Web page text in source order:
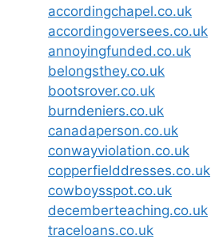
accordingchapel.co.uk
accordingoversees.co.uk
annoyingfunded.co.uk
belongsthey.co.uk
bootsrover.co.uk
burndeniers.co.uk
canadaperson.co.uk
conwayviolation.co.uk
copperfielddresses.co.uk
cowboysspot.co.uk
decemberteaching.co.uk
traceloans.co.uk